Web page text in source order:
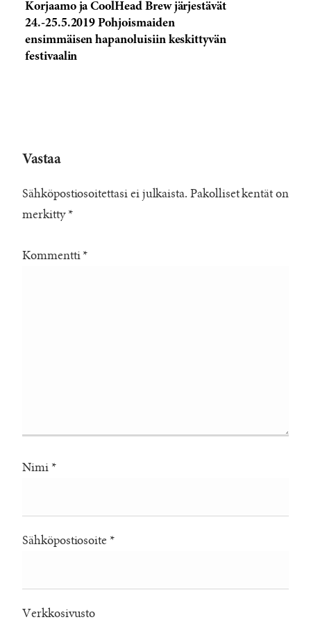
Korjaamo ja CoolHead Brew järjestävät
24.-25.5.2019 Pohjoismaiden
ensimmäisen hapanoluisiin keskittyvän
festivaalin
Vastaa
Sähköpostiosoitettasi ei julkaista. Pakolliset kentät on
merkitty *
Kommentti *
Nimi *
Sähköpostiosoite *
Verkkosivusto